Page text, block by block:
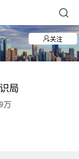
关注
局
万